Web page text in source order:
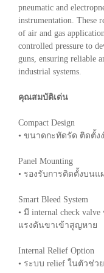
pneumatic and
instrumentation. These
of air and gas
controlled pressure to
guns, ensuring reliable
industrial systems.
คุณสมบัติเด่น
Compact Design
• ขนาดกะทัดรัด ติดตั้ง
Panel Mounting
• รองรับการติดตั้งบนแ
Smart Bleed System
• มี internal check
แรงดันขาเข้าสูญหาย
Internal Relief Option
• ระบบ relief ในตัวช่ว